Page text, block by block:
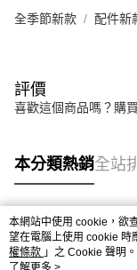
全季節新款 配件新
評價
喜歡這個商品嗎？購
本分類熱銷全站
熱門標籤
本網站中使用 cookie，欲
望在電腦上使用 cookie 時
權條款 」之 Cookie 聲明
用條款之 Cookie 聲明使用
了解更多 >